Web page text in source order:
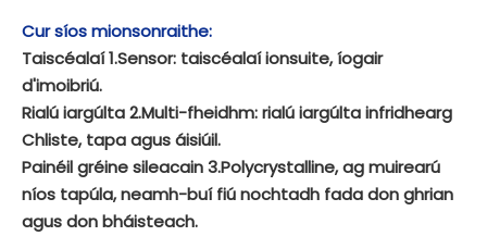
Cur síos mionsonraithe:
Taiscéalaí 1.Sensor: taiscéalaí ionsuite, íogair
d'imoibriú.
Rialú iargúlta 2.Multi-fheidhm: rialú iargúlta infridhearg
Chliste, tapa agus áisiúil.
Painéil gréine sileacain 3.Polycrystalline, ag muirearú
níos tapúla, neamh-buí fiú nochtadh fada don ghrian
agus don bháisteach.